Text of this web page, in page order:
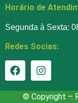
Horário de
Segunda à Sexta:
Redes Socias:
© Copyright –